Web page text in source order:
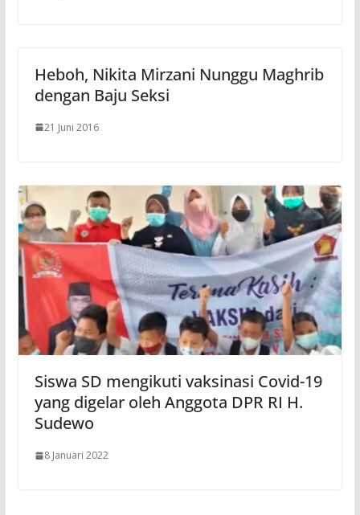
Heboh, Nikita Mirzani Nunggu Maghrib
dengan Baju Seksi
21 Juni 2016
Siswa SD mengikuti vaksinasi Covid-19
yang digelar oleh Anggota DPR RI H.
Sudewo
8 Januari 2022